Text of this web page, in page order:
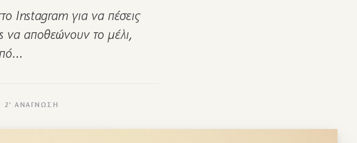
Instagram για να πέσεις
να αποθεώνουν το μέλι,
· 2′ ΑΝΆΓΝΩΣΗ